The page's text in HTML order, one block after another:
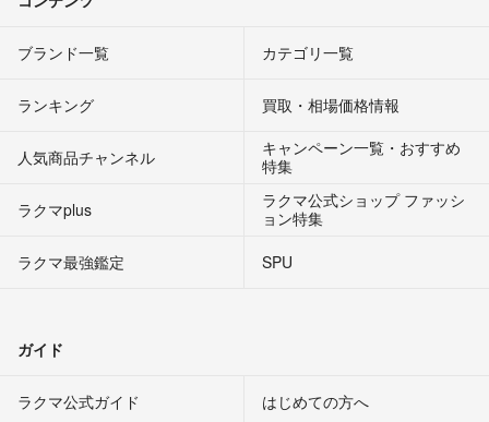
ブランド一覧 カテゴリ一覧
ランキング 買取・相場価格情報
人気商品チャンネル
キャンペーン一覧・おすすめ
特集
ラクマplus
ラクマ公式ショップ ファッシ
ョン特集
ラクマ最強鑑定
SPU
ガイド
ラクマ公式ガイド はじめての方へ